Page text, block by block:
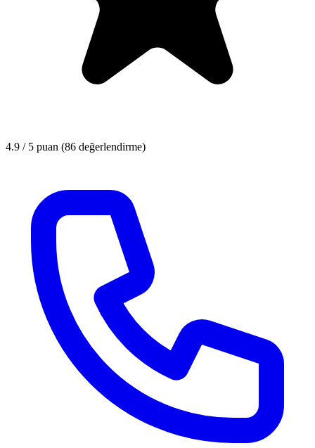
4.9 / 5 puan (86 değerlendirme)